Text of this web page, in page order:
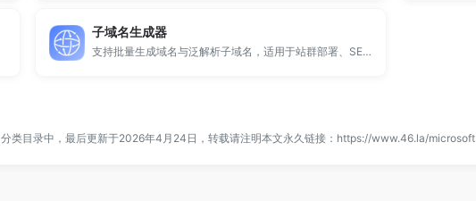
子域名生成器
支持批量生成域名与泛解析子域名，适用于站群部署、SEO测试与开发环境使用。
分类目录中，最后更新于2026年4月24日，转载请注明本文永久链接： https://www.46.la/microsoft